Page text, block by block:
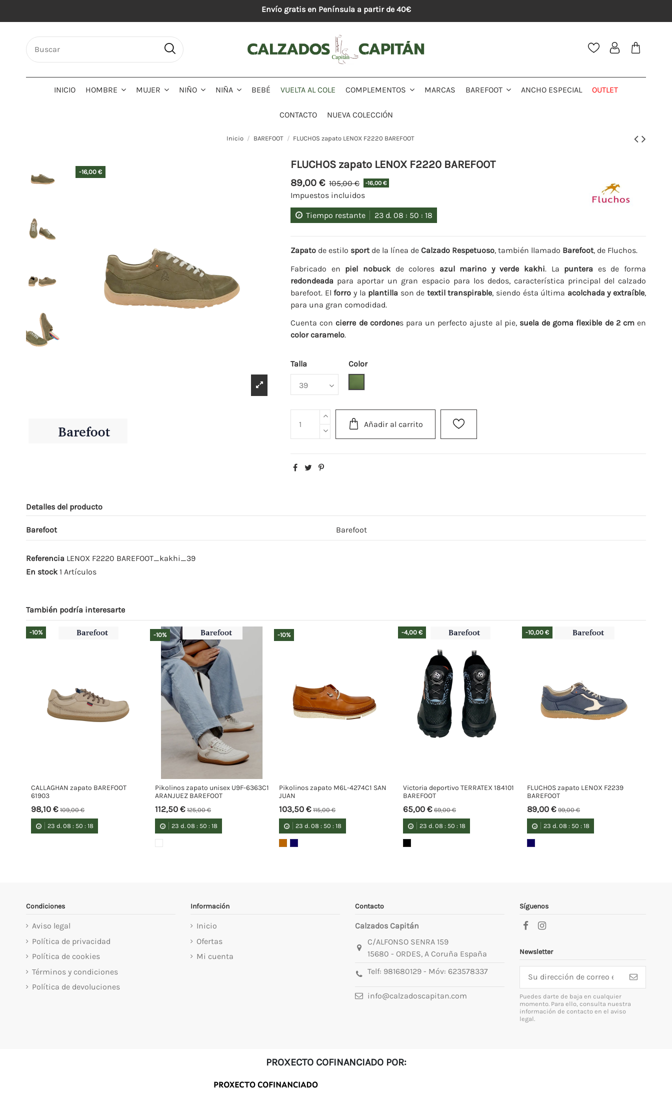
Envío gratis en Península a partir de 40€
INICIO HOMBRE MUJER NIÑO NIÑA BEBÉ VUELTA AL COLE COMPLEMENTOS MARCAS BAREFOOT ANCHO ESPECIAL OUTLET
CONTACTO NUEVA COLECCIÓN
Inicio BAREFOOT FLUCHOS zapato LENOX F2220 BAREFOOT
-16,00 €
FLUCHOS zapato LENOX F2220 BAREFOOT
89,00 € 105,00 € -16,00 €
Impuestos incluidos
Tiempo restante 23d. 08 : 50 : 18
Zapato de estilo sportde la línea deCalzado Respetuoso, también llamado Barefoot, de Fluchos.
Fabricado en piel nobuckde colores azul marino y verde kakhi. La puntera es de forma
redondeada para aportar un gran espacio para los dedos, característica principal del calzado
barefoot. El forro y la plantilla son de textil transpirable, siendo ésta última acolchada y extraíble,
para una gran comodidad.
Cuenta con cierre de cordones para un perfecto ajuste al pie, suela de goma flexible de 2 cmen
color caramelo.
Talla
Color
Añadir al carrito
Detalles del producto
Barefoot Barefoot
Referencia LENOX F2220 BAREFOOT_kakhi_39
En stock 1 Artículos
También podría interesarte
-10%
CALLAGHAN zapato BAREFOOT
61903
98,10 € 109,00 €
23 d. 08 : 50 : 18
-10%
Pikolinos zapato unisex U9F-6363C1
ARANJUEZ BAREFOOT
112,50 € 125,00 €
23 d. 08 : 50 : 18
-10%
Pikolinos zapato M6L-4274C1 SAN
JUAN
103,50 € 115,00 €
23 d. 08 : 50 : 18
-4,00 €
Victoria deportivo TERRATEX 184101
BAREFOOT
65,00 € 69,00 €
23 d. 08 : 50 : 18
-10,00 €
FLUCHOS zapato LENOX F2239
BAREFOOT
89,00 € 99,00 €
23 d. 08 : 50 : 18
Condiciones
Aviso legal
Política de privacidad
Política de cookies
Términos y condiciones
Política de devoluciones
Información
Inicio
Ofertas
Mi cuenta
Contacto
Calzados Capitán
C/ALFONSO SENRA 159
15680 - ORDES, A Coruña España
Telf: 981680129- Móv: 623578337
info@calzadoscapitan.com
Síguenos
Newsletter
Puedes darte de baja en cualquier
momento. Para ello, consulta nuestra
información de contacto en el aviso
legal.
PROXECTO COFINANCIADO POR: